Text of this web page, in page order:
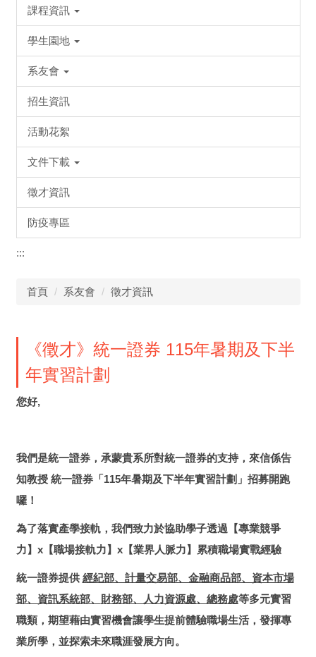
課程資訊
學生園地
系友會
招生資訊
活動花絮
文件下載
徵才資訊
防疫專區
:::
首頁 系友會 徵才資訊
《徵才》統一證券 115年暑期及下半
年實習計劃
您好,
我們是統一證券，承蒙貴系所對統一證券的支持，來信係告
知教授 統一證券「115年暑期及下半年實習計劃」 招募開跑
囉！
為了落實產學接軌，我們致力於協助學子透過 【專業競爭
力】x【職場接軌力】x【業界人脈力】 累積職場實戰經驗
統一證券提供 經紀部、計量交易部、金融商品部、資本市場
部、資訊系統部、 財務部、人力資源處、總務處等多元實習
職類， 期望藉由實習機會讓學生提前體驗職場生活，發揮專
業所學， 並探索未來職涯發展方向。